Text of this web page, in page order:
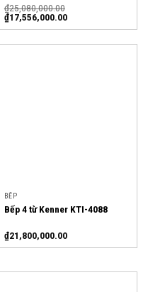
₫25,080,000.00
₫17,556,000.00
BẾP
Bếp 4 từ Kenner KTI-4088
₫21,800,000.00